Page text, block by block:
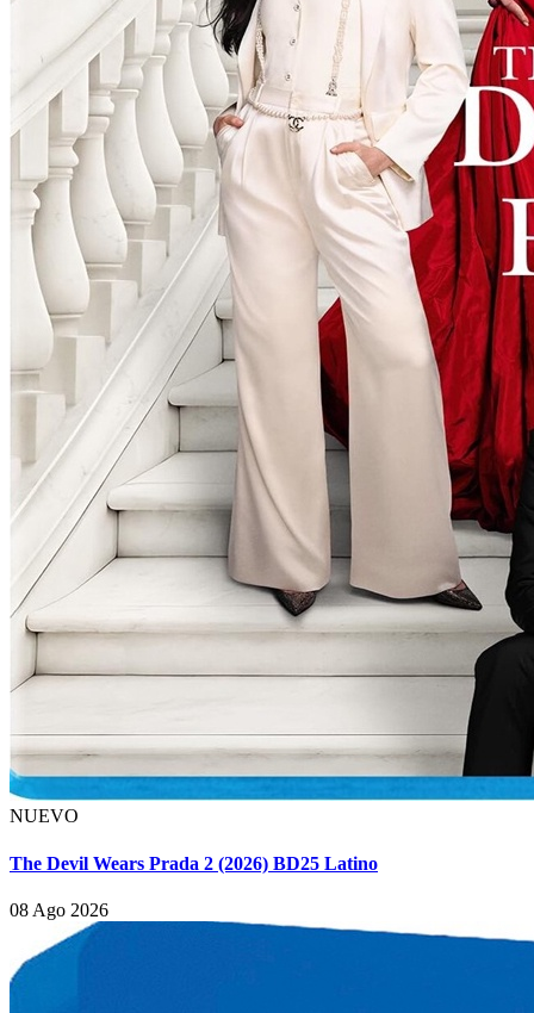
NUEVO
The Devil Wears Prada 2 (2026) BD25 Latino
08 Ago 2026